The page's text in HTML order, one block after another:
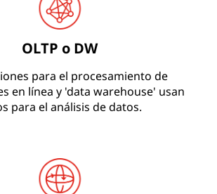
OLTP o DW
para el procesamiento de
en línea y 'data warehouse' usan
para el análisis de datos.